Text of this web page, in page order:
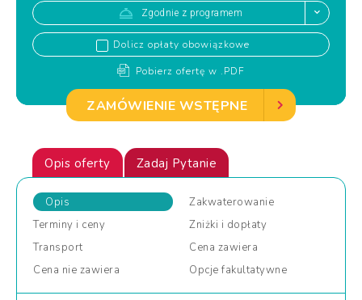
Zgodnie z programem
Dolicz opłaty obowiązkowe
Pobierz ofertę w .PDF
ZAMÓWIENIE WSTĘPNE
Opis oferty Zadaj Pytanie
Opis
Zakwaterowanie
Terminy i ceny Zniżki i dopłaty
Transport
Cena zawiera
Cena nie zawiera Opcje fakultatywne